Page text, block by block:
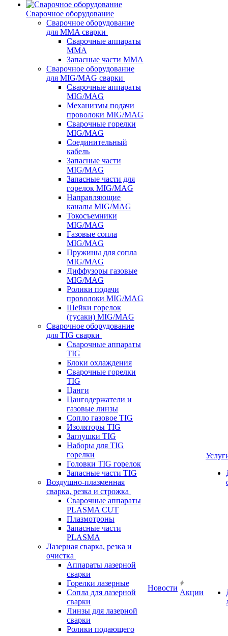
Сварочное оборудование
Сварочное оборудование
для MMA сварки
Сварочные аппараты
MMA
Запасные части MMA
Сварочное оборудование
для MIG/MAG сварки
Сварочные аппараты
MIG/MAG
Механизмы подачи
проволоки MIG/MAG
Сварочные горелки
MIG/MAG
Соединительный
кабель
Запасные части
MIG/MAG
Запасные части для
горелок MIG/MAG
Направляющие
каналы MIG/MAG
Токосъемники
MIG/MAG
Газовые сопла
MIG/MAG
Пружины для сопла
MIG/MAG
Диффузоры газовые
MIG/MAG
Ролики подачи
проволоки MIG/MAG
Шейки горелок
(гусаки) MIG/MAG
Сварочное оборудование
для TIG сварки
Сварочные аппараты
TIG
Блоки охлаждения
Сварочные горелки
TIG
Цанги
Цангодержатели и
газовые линзы
Сопло газовое TIG
Изоляторы TIG
Заглушки TIG
Наборы для TIG
горелки
Головки TIG горелок
Запасные части TIG
Воздушно-плазменная
сварка, резка и строжка
Сварочные аппараты
PLASMA CUT
Плазмотроны
Запасные части
PLASMA
Лазерная сварка, резка и
очистка
Аппараты лазерной
сварки
Горелки лазерные
Сопла для лазерной
сварки
Линзы для лазерной
сварки
Ролики подающего
Новости
Акции